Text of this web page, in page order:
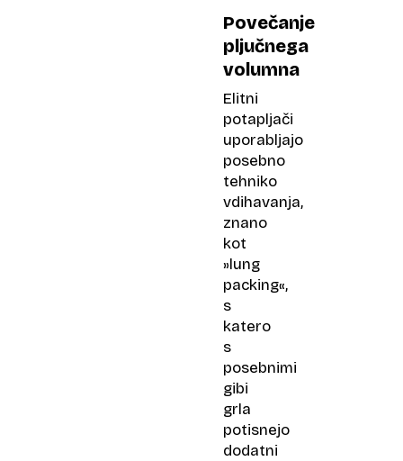
Povečanje
pljučnega
volumna
Elitni
potapljači
uporabljajo
posebno
tehniko
vdihavanja,
znano
kot
»lung
packing«,
s
katero
s
posebnimi
gibi
grla
potisnejo
dodatni